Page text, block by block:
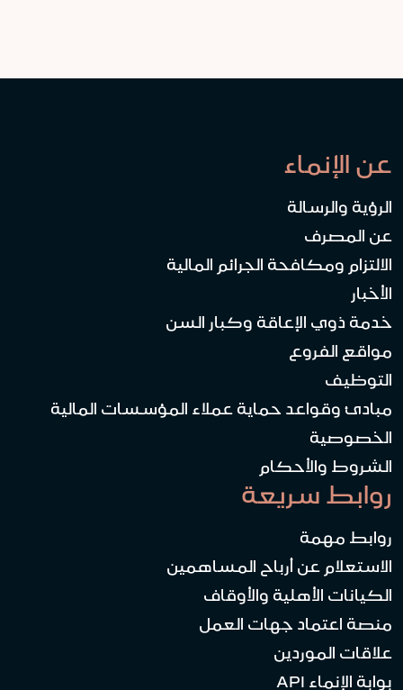
عن الإنماء
الرؤية والرسالة
عن المصرف
الالتزام ومكافحة الجرائم المالية
الأخبار
خدمة ذوي الإعاقة وكبار السن
مواقع الفروع
التوظيف
مبادئ وقواعد حماية عملاء المؤسسات المالية
الخصوصية
الشروط والأحكام
روابط سريعة
روابط مهمة
الاستعلام عن أرباح المساهمين
الكيانات الأهلية والأوقاف
منصة اعتماد جهات العمل
علاقات الموردين
بوابة الإنماء API